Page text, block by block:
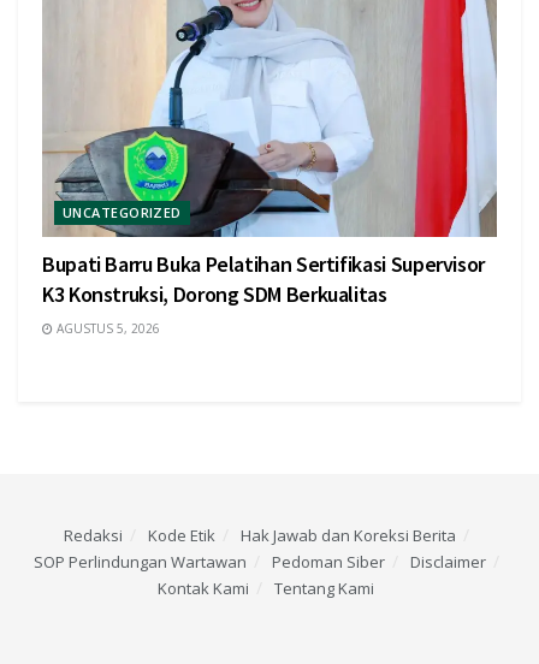
UNCATEGORIZED
Bupati Barru Buka Pelatihan Sertifikasi Supervisor
K3 Konstruksi, Dorong SDM Berkualitas
AGUSTUS 5, 2026
Redaksi Kode Etik
Hak Jawab dan Koreksi Berita
SOP Perlindungan Wartawan
Pedoman Siber
Disclaimer
Kontak Kami
Tentang Kami